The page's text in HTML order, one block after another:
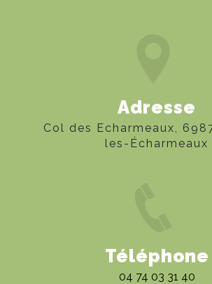
Adresse
Col des Echarmeaux, 69870 Poule-
les-Écharmeaux
Téléphone
04 74 03 31 40